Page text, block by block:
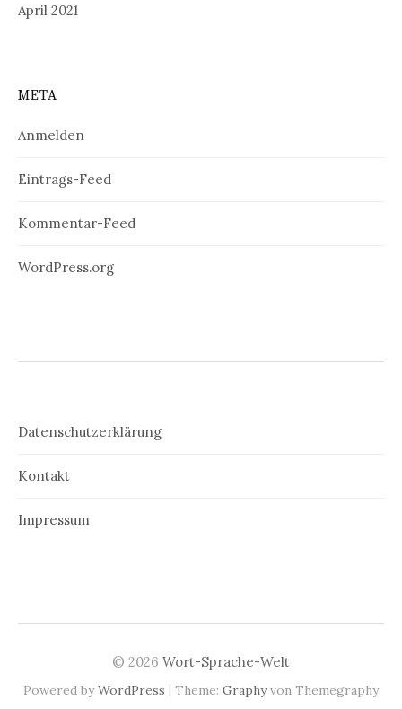
April 2021
META
Anmelden
Eintrags-Feed
Kommentar-Feed
WordPress.org
Datenschutzerklärung
Kontakt
Impressum
© 2026 Wort-Sprache-Welt
Powered byWordPress | Theme: Graphyvon Themegraphy